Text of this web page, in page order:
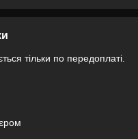
тільки по передоплаті.